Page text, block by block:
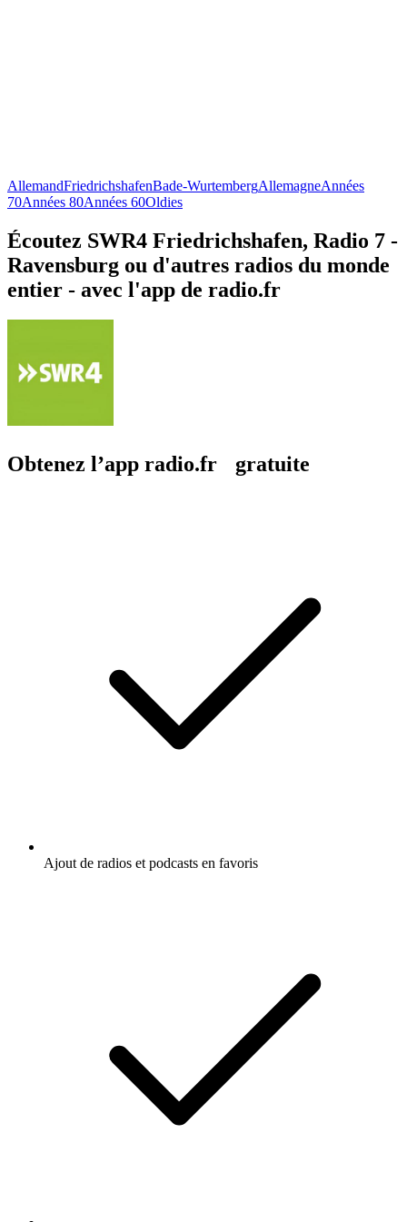
AllemandFriedrichshafenBade-WurtembergAllemagneAnnées
70Années 80Années 60Oldies
Écoutez SWR4 Friedrichshafen, Radio 7 -
Ravensburg ou d'autres radios du monde
entier - avec l'app de radio.fr
Obtenez l’app radio.fr gratuite
Ajout de radios et podcasts en favoris